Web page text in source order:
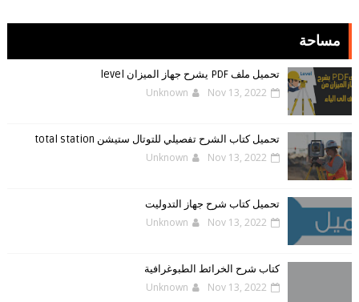
مساحة
تحميل ملف PDF يشرح جهاز الميزان level
Unknown Nov 13, 2022
تحميل كتاب الشرح تفصيلي للتوتال ستيشن total station
Unknown Nov 13, 2022
تحميل كتاب شرح جهاز التدوليت
Unknown Nov 13, 2022
كتاب شرح الخرائط الطبوغرافية
Unknown Nov 13, 2022